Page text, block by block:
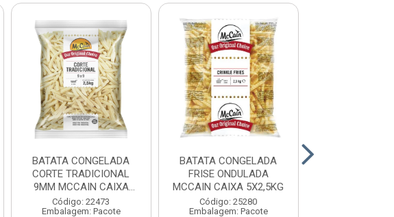
BATATA CONGELADA
CORTE TRADICIONAL
9MM MCCAIN CAIXA
6X2,5KG
Código: 22473
Embalagem: Pacote
BATATA CONGELADA
FRISE ONDULADA
MCCAIN CAIXA 5X2,5KG
Código: 25280
Embalagem: Pacote